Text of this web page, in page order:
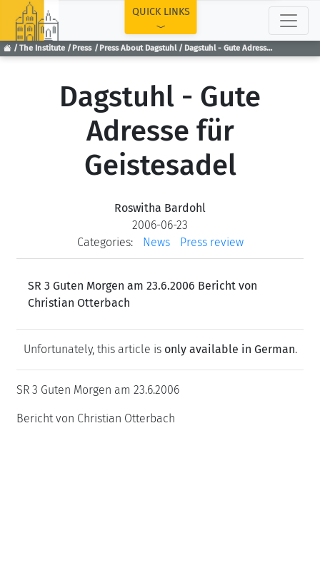
The Institute Press Press About Dagstuhl Dagstuhl - Gute Adresse für Geistesadel
QUICK LINKS
Dagstuhl - Gute
Adresse für
Geistesadel
Roswitha Bardohl
2006-06-23
Categories:
News Press review
SR 3 Guten Morgen am 23.6.2006 Bericht von
Christian Otterbach
Unfortunately, this article is only available in German.
SR 3 Guten Morgen am 23.6.2006
Bericht von Christian Otterbach